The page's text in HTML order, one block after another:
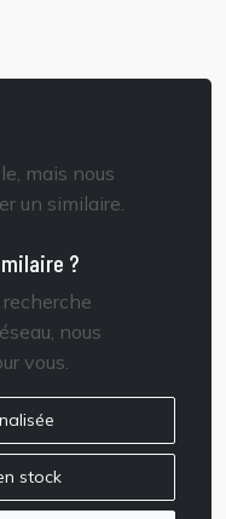
mais nous
un similaire.
?
nous
vous.
stock